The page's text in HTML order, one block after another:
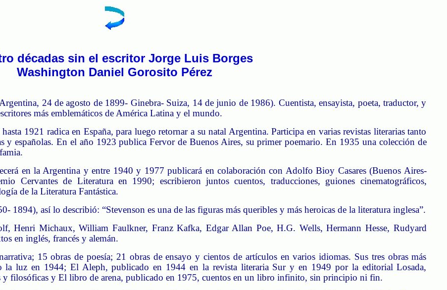
décadas sin el escritor Jorge Luis Borges
Washington Daniel Gorosito Pérez
24 de agosto de 1899- Ginebra- Suiza, 14 de junio de 1986). Cuentista, ensayista, poeta, traductor, y
más emblemáticos de América Latina y el mundo.
1921 radica en España, para luego retornar a su natal Argentina. Participa en varias revistas literarias tanto
y españolas. En el año 1923 publica Fervor de Buenos Aires, su primer poemario. En 1935 una colección de
en la Argentina y entre 1940 y 1977 publicará en colaboración con Adolfo Bioy Casares (Buenos Aires-
Cervantes de Literatura en 1990; escribieron juntos cuentos, traducciones, guiones cinematográficos,
de la Literatura Fantástica.
1894), así lo describió: “Stevenson es una de las figuras más queribles y más heroicas de la literatura inglesa”.
Henri Michaux, William Faulkner, Franz Kafka, Edgar Allan Poe, H.G. Wells, Hermann Hesse, Rudyard
en inglés, francés y alemán.
15 obras de poesía; 21 obras de ensayo y cientos de artículos en varios idiomas. Sus tres obras más
la luz en 1944; El Aleph, publicado en 1944 en la revista literaria Sur y en 1949 por la editorial Losada,
y filosóficas y El libro de arena, publicado en 1975, cuentos en un libro infinito, sin principio ni fin.